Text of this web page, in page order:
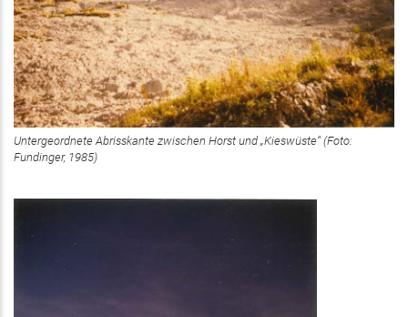
Untergeordnete Abrisskante zwischen Horst und „Kieswüste“ (Foto:
Fundinger, 1985)